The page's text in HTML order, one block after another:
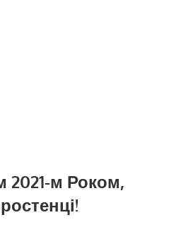
2021-м Роком,